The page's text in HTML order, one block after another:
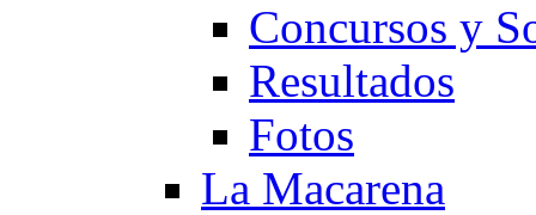
Concursos y
Resultados
Fotos
La Macarena